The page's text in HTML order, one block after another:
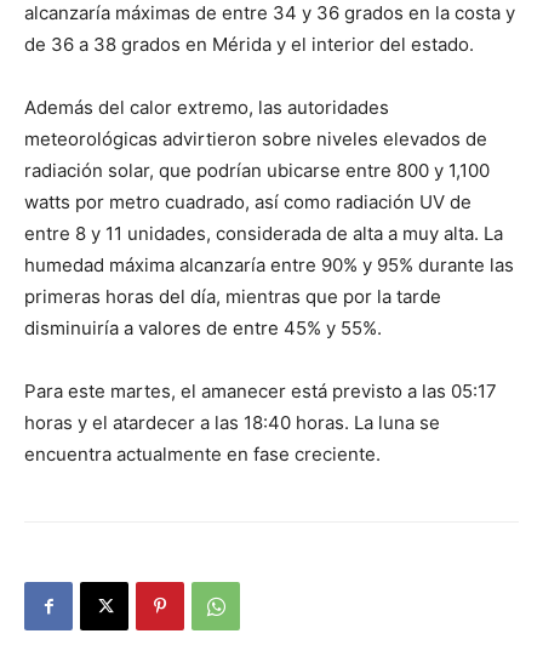
alcanzaría máximas de entre 34 y 36 grados en la costa y
de 36 a 38 grados en Mérida y el interior del estado.
Además del calor extremo, las autoridades
meteorológicas advirtieron sobre niveles elevados de
radiación solar, que podrían ubicarse entre 800 y 1,100
watts por metro cuadrado, así como radiación UV de
entre 8 y 11 unidades, considerada de alta a muy alta. La
humedad máxima alcanzaría entre 90% y 95% durante las
primeras horas del día, mientras que por la tarde
disminuiría a valores de entre 45% y 55%.
Para este martes, el amanecer está previsto a las 05:17
horas y el atardecer a las 18:40 horas. La luna se
encuentra actualmente en fase creciente.